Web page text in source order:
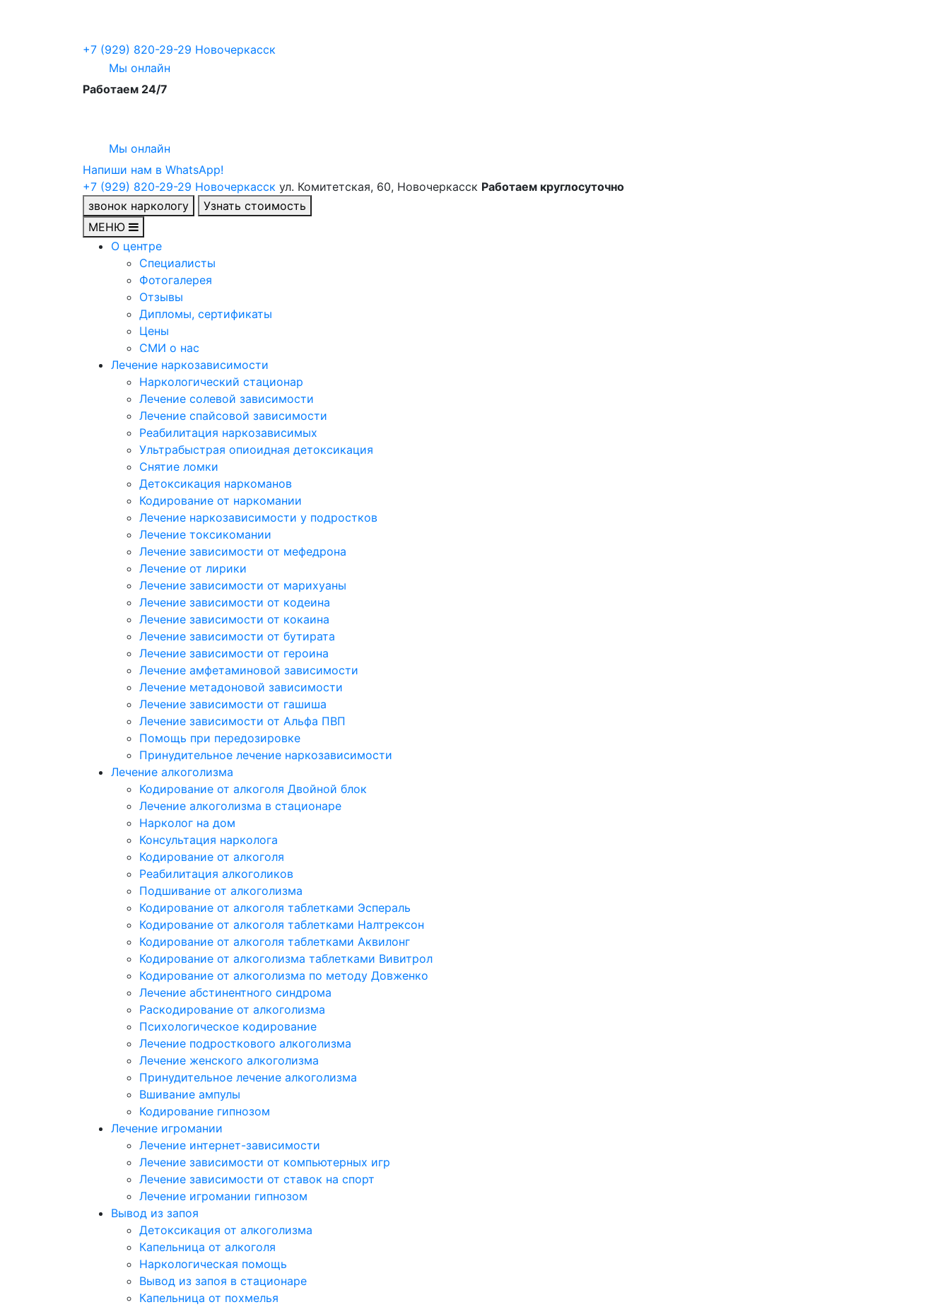
+7 (929) 820-29-29 Новочеркасск
Мы онлайн
Работаем 24/7
Мы онлайн
Напиши нам в WhatsApp!
+7 (929) 820-29-29 Новочеркасск ул. Комитетская, 60, Новочеркасск Работаем круглосуточно
звонок наркологу
Узнать стоимость
МЕНЮ
О центре
Специалисты
Фотогалерея
Отзывы
Дипломы, сертификаты
Цены
СМИ о нас
Лечение наркозависимости
Наркологический стационар
Лечение солевой зависимости
Лечение спайсовой зависимости
Реабилитация наркозависимых
Ультрабыстрая опиоидная детоксикация
Снятие ломки
Детоксикация наркоманов
Кодирование от наркомании
Лечение наркозависимости у подростков
Лечение токсикомании
Лечение зависимости от мефедрона
Лечение от лирики
Лечение зависимости от марихуаны
Лечение зависимости от кодеина
Лечение зависимости от кокаина
Лечение зависимости от бутирата
Лечение зависимости от героина
Лечение амфетаминовой зависимости
Лечение метадоновой зависимости
Лечение зависимости от гашиша
Лечение зависимости от Альфа ПВП
Помощь при передозировке
Принудительное лечение наркозависимости
Лечение алкоголизма
Кодирование от алкоголя Двойной блок
Лечение алкоголизма в стационаре
Нарколог на дом
Консультация нарколога
Кодирование от алкоголя
Реабилитация алкоголиков
Подшивание от алкоголизма
Кодирование от алкоголя таблетками Эспераль
Кодирование от алкоголя таблетками Налтрексон
Кодирование от алкоголя таблетками Аквилонг
Кодирование от алкоголизма таблетками Вивитрол
Кодирование от алкоголизма по методу Довженко
Лечение абстинентного синдрома
Раскодирование от алкоголизма
Психологическое кодирование
Лечение подросткового алкоголизма
Лечение женского алкоголизма
Принудительное лечение алкоголизма
Вшивание ампулы
Кодирование гипнозом
Лечение игромании
Лечение интернет-зависимости
Лечение зависимости от компьютерных игр
Лечение зависимости от ставок на спорт
Лечение игромании гипнозом
Вывод из запоя
Детоксикация от алкоголизма
Капельница от алкоголя
Наркологическая помощь
Вывод из запоя в стационаре
Капельница от похмелья